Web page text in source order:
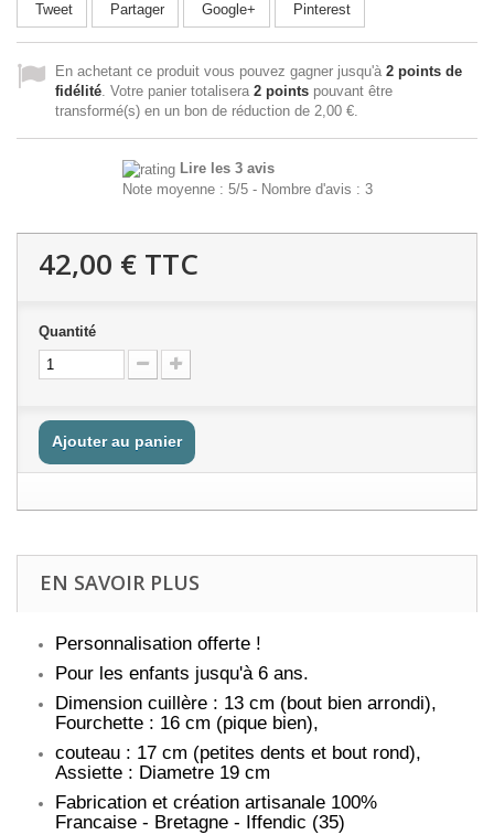
Tweet Partager Google+ Pinterest
En achetant ce produit vous pouvez gagner jusqu'à 2 points de
fidélité. Votre panier totalisera 2 points pouvant être
transformé(s) en un bon de réduction de 2,00 €.
Lire les 3 avis
Note moyenne : 5/5- Nombre d'avis : 3
42,00 € TTC
Quantité
Ajouter au panier
EN SAVOIR PLUS
Personnalisation offerte !
Pour les enfants jusqu'à 6 ans.
Dimension cuillère : 13 cm (bout bien arrondi),
Fourchette : 16 cm (pique bien),
couteau : 17 cm (petites dents et bout rond),
Assiette : Diametre 19 cm
Fabrication et création artisanale 100%
Francaise - Bretagne - Iffendic (35)